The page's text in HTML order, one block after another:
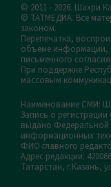
© 2011 - 2026. Шахри
© ТАТМЕДИА. Все
законом.
Перепечатка,
объеме информации,
письменного
При поддержке
массовым
Наименование СМИ:
Запись о
выдано Федеральной
информационных
ФИО главного
Адрес редакции:
Татарстан, г.Казань,